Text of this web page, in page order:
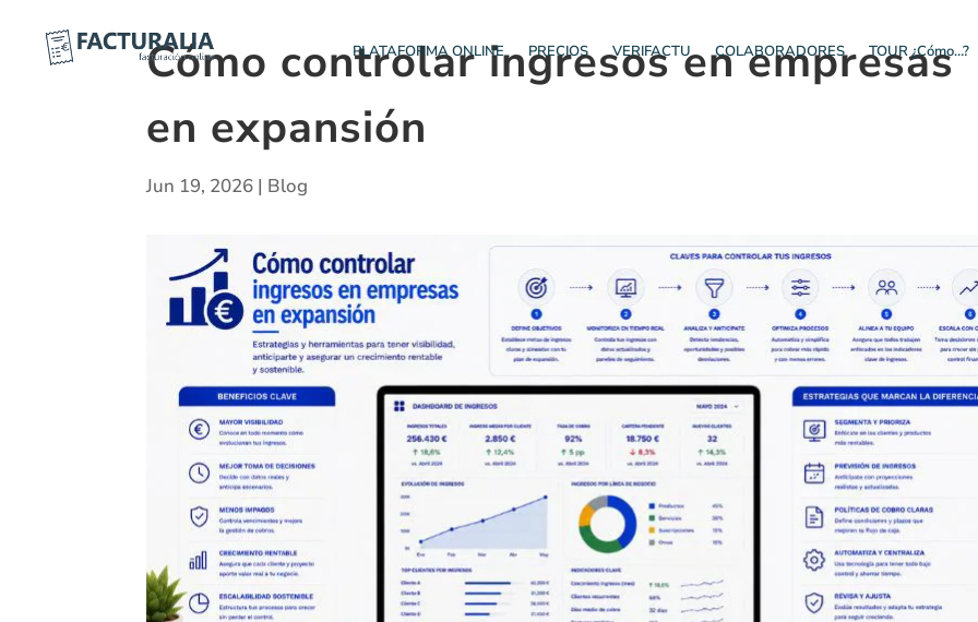
PLATAFORMA ONLINE PRECIOS VERIFACTU COLABORADORES TOUR ¿Cómo…?
Cómo controlar ingresos en empresas
en expansión
Jun 19, 2026 | Blog